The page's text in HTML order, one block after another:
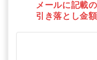
メールに記載
引き落とし金